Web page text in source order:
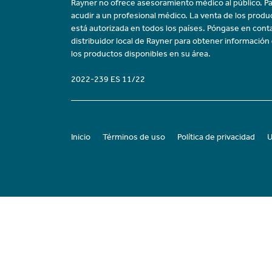
Rayner no ofrece asesoramiento médico al público.
acudir a un profesional médico. La venta de los
está autorizada en todos los países. Póngase en
distribuidor local de Rayner para obtener información
los productos disponibles en su área.
2022-239 ES 11/22
Inicio Términos de uso Política de privacidad